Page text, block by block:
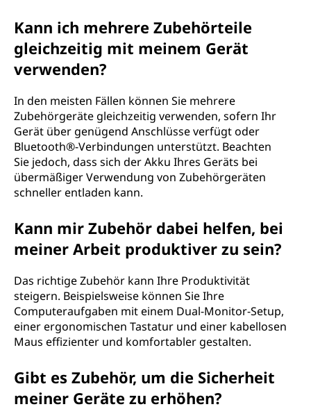
Kann ich mehrere Zubehörteile
gleichzeitig mit meinem Gerät
verwenden?
In den meisten Fällen können Sie mehrere
Zubehörgeräte gleichzeitig verwenden, sofern Ihr
Gerät über genügend Anschlüsse verfügt oder
Bluetooth®-Verbindungen unterstützt. Beachten
Sie jedoch, dass sich der Akku Ihres Geräts bei
übermäßiger Verwendung von Zubehörgeräten
schneller entladen kann.
Kann mir Zubehör dabei helfen, bei
meiner Arbeit produktiver zu sein?
Das richtige Zubehör kann Ihre Produktivität
steigern. Beispielsweise können Sie Ihre
Computeraufgaben mit einem Dual-Monitor-Setup,
einer ergonomischen Tastatur und einer kabellosen
Maus effizienter und komfortabler gestalten.
Gibt es Zubehör, um die Sicherheit
meiner Geräte zu erhöhen?